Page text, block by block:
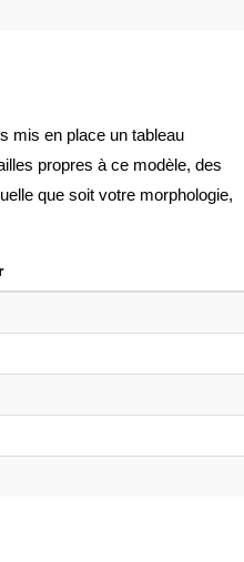
mis en place un tableau
propres à ce modèle, des
que soit votre morphologie,